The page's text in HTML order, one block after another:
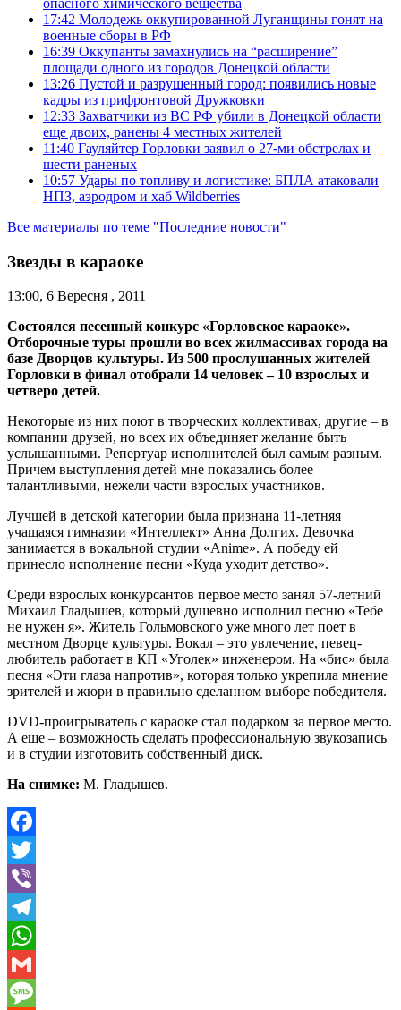
17:42 Молодежь оккупированной Луганщины гонят на
военные сборы в РФ
16:39 Оккупанты замахнулись на “расширение”
площади одного из городов Донецкой области
13:26 Пустой и разрушенный город: появились новые
кадры из прифронтовой Дружковки
12:33 Захватчики из ВС РФ убили в Донецкой области
еще двоих, ранены 4 местных жителей
11:40 Гауляйтер Горловки заявил о 27-ми обстрелах и
шести раненых
10:57 Удары по топливу и логистике: БПЛА атаковали
НПЗ, аэродром и хаб Wildberries
Все материалы по теме "Последние новости"
Звезды в караоке
13:00, 6 Вересня , 2011
Состоялся песенный конкурс «Горловское караоке».
Отборочные туры прошли во всех жилмассивах города на
базе Дворцов культуры. Из 500 прослушанных жителей
Горловки в финал отобрали 14 человек – 10 взрослых и
четверо детей.
Некоторые из них поют в творческих коллективах, другие – в
компании друзей, но всех их объединяет желание быть
услышанными. Репертуар исполнителей был самым разным.
Причем выступления детей мне показались более
талантливыми, нежели части взрослых участников.
Лучшей в детской категории была признана 11-летняя
учащаяся гимназии «Интеллект» Анна Долгих. Девочка
занимается в вокальной студии «Anime». А победу ей
принесло исполнение песни «Куда уходит детство».
Среди взрослых конкурсантов первое место занял 57-летний
Михаил Гладышев, который душевно исполнил песню «Тебе
не нужен я». Житель Гольмовского уже много лет поет в
местном Дворце культуры. Вокал – это увлечение, певец-
любитель работает в КП «Уголек» инженером. На «бис» была
песня «Эти глаза напротив», которая только укрепила мнение
зрителей и жюри в правильно сделанном выборе победителя.
DVD-проигрыватель с караоке стал подарком за первое место.
А еще – возможность сделать профессиональную звукозапись
и в студии изготовить собственный диск.
На снимке: М. Гладышев.
Facebook
Twitter
Viber
Telegram
WhatsApp
Gmail